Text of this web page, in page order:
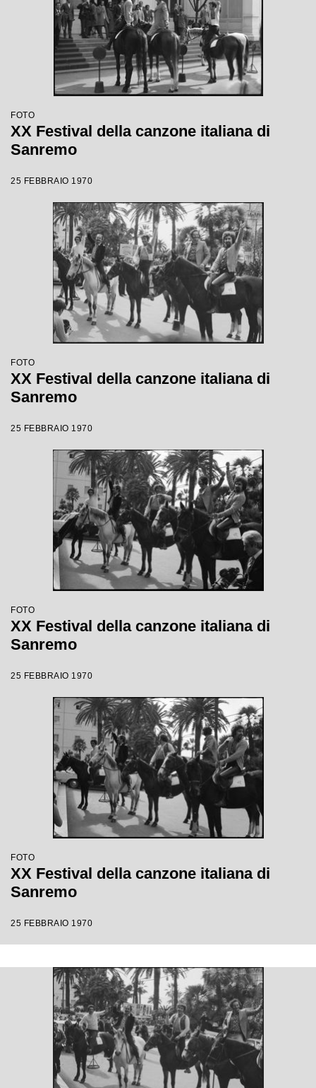
FOTO
XX Festival della canzone italiana di
Sanremo
25 FEBBRAIO 1970
FOTO
XX Festival della canzone italiana di
Sanremo
25 FEBBRAIO 1970
FOTO
XX Festival della canzone italiana di
Sanremo
25 FEBBRAIO 1970
FOTO
XX Festival della canzone italiana di
Sanremo
25 FEBBRAIO 1970